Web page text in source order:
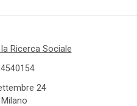
Ricerca Sociale
24